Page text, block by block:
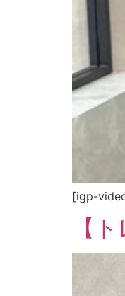
[igp-
【